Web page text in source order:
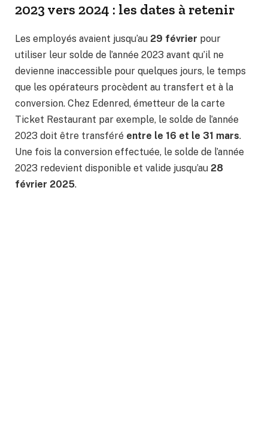
2023 vers 2024 : les dates à retenir
Les employés avaient jusqu’au 29 février pour
utiliser leur solde de l’année 2023 avant qu’il ne
devienne inaccessible pour quelques jours, le temps
que les opérateurs procèdent au transfert et à la
conversion. Chez Edenred, émetteur de la carte
Ticket Restaurant par exemple, le solde de l’année
2023 doit être transféré entre le 16 et le 31 mars.
Une fois la conversion effectuée, le solde de l’année
2023 redevient disponible et valide jusqu’au 28
février 2025.